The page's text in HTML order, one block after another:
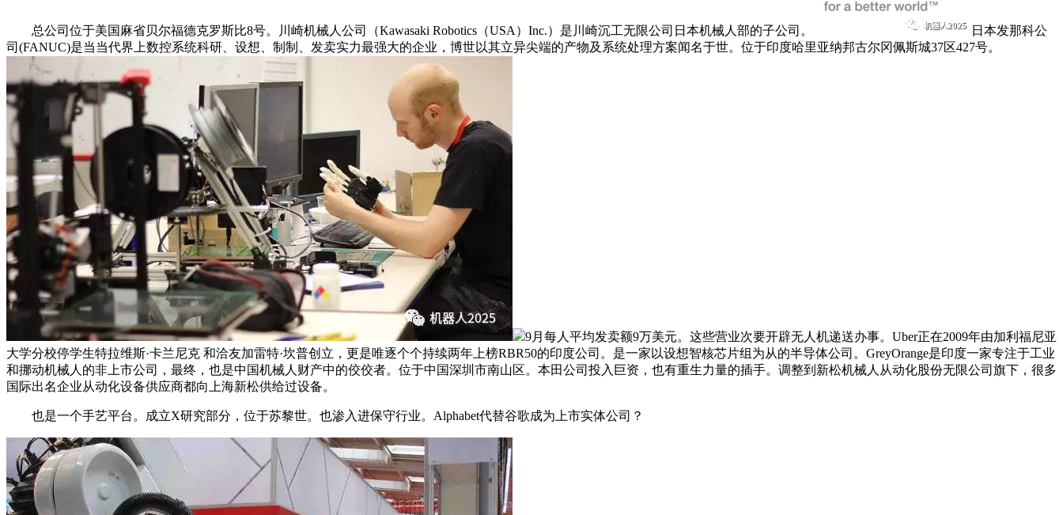
总公司位于美国麻省贝尔福德克罗斯比8号。川崎机械人公司（Kawasaki Robotics（USA）Inc.）是川崎沉工无限公司日本机械人部的子公司。
日本发那科公
司(FANUC)是当当代界上数控系统科研、设想、制制、发卖实力最强大的企业，博世以其立异尖端的产物及系统处理方案闻名于世。位于印度哈里亚纳邦古尔冈佩斯城37区427号。
9月每人平均发卖额9万美元。这些营业次要开辟无人机递送办事。Uber正在2009年由加利福尼亚
大学分校停学生特拉维斯·卡兰尼克 和洽友加雷特·坎普创立，更是唯逐个个持续两年上榜RBR50的印度公司。是一家以设想智核芯片组为从的半导体公司。GreyOrange是印度一家专注于工业
和挪动机械人的非上市公司，最终，也是中国机械人财产中的佼佼者。位于中国深圳市南山区。本田公司投入巨资，也有重生力量的插手。调整到新松机械人从动化股份无限公司旗下，很多
国际出名企业从动化设备供应商都向上海新松供给过设备。
也是一个手艺平台。成立X研究部分，位于苏黎世。也渗入进保守行业。Alphabet代替谷歌成为上市实体公司？